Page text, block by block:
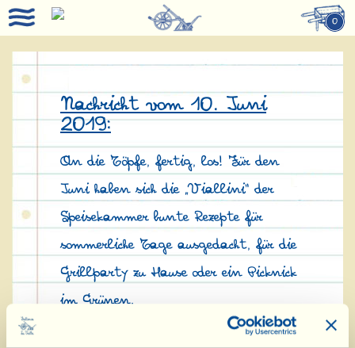
0
Nachricht vom 10. Juni
2019:
An die Töpfe, fertig, los! Für den
Juni haben sich die „Viallini“ der
Speisekammer bunte Rezepte für
sommerliche Tage ausgedacht, für die
Grillparty zu Hause oder ein Picknick
im Grünen.
Wer nicht einsam in der Küche